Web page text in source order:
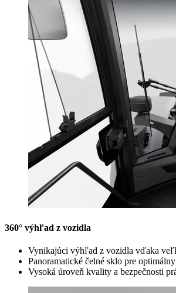
360° výhľad z vozidla
Vynikajúci výhľad z vozidla vďaka
Panoramatické čelné sklo pre
Vysoká úroveň kvality a bezpečnosti